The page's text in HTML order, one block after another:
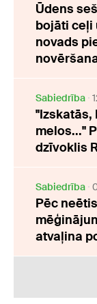
Ūdens
bojāti ceļi
novads
Sabiedrība
"Izskatās,
melos..."
dzīvoklis
Sabiedrība
Pēc
atvaļina